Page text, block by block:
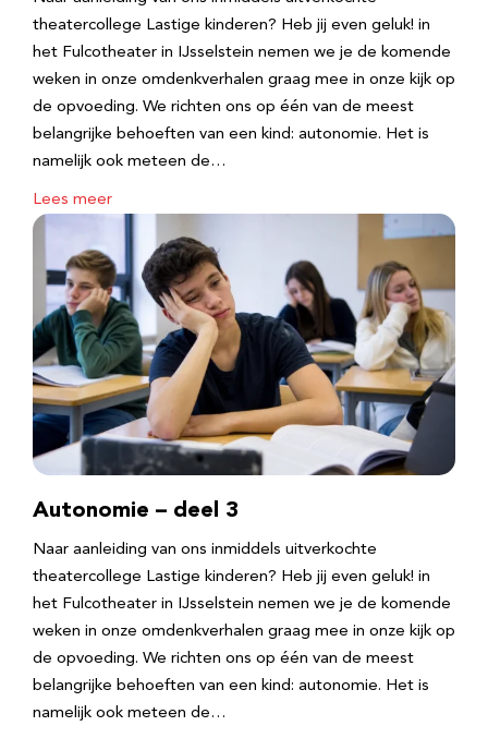
theatercollege Lastige kinderen? Heb jij even geluk! in
het Fulcotheater in IJsselstein nemen we je de komende
weken in onze omdenkverhalen graag mee in onze kijk op
de opvoeding. We richten ons op één van de meest
belangrijke behoeften van een kind: autonomie. Het is
namelijk ook meteen de…
Lees meer
Autonomie – deel 3
Naar aanleiding van ons inmiddels uitverkochte
theatercollege Lastige kinderen? Heb jij even geluk! in
het Fulcotheater in IJsselstein nemen we je de komende
weken in onze omdenkverhalen graag mee in onze kijk op
de opvoeding. We richten ons op één van de meest
belangrijke behoeften van een kind: autonomie. Het is
namelijk ook meteen de…